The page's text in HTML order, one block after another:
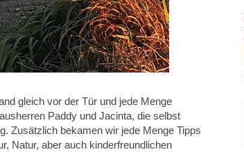
gleich vor der Tür und jede Menge
Paddy und Jacinta, die selbst
Zusätzlich bekamen wir jede Menge Tipps
Natur, aber auch kinderfreundlichen